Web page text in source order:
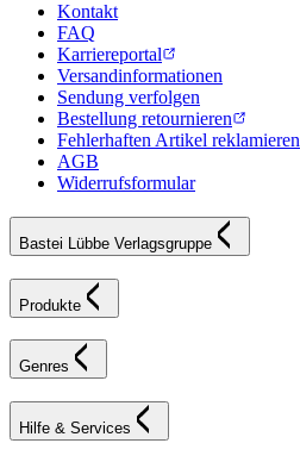
Kontakt
FAQ
Karriereportal
Versandinformationen
Sendung verfolgen
Bestellung retournieren
Fehlerhaften Artikel reklamieren
AGB
Widerrufsformular
Bastei Lübbe Verlagsgruppe
Produkte
Genres
Hilfe & Services